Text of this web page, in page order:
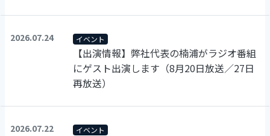
2026.07.24 イベント
【出演情報】弊社代表の楠浦がラジオ番組
にゲスト出演します（8月20日放送／27日
再放送）
2026.07.22 イベント